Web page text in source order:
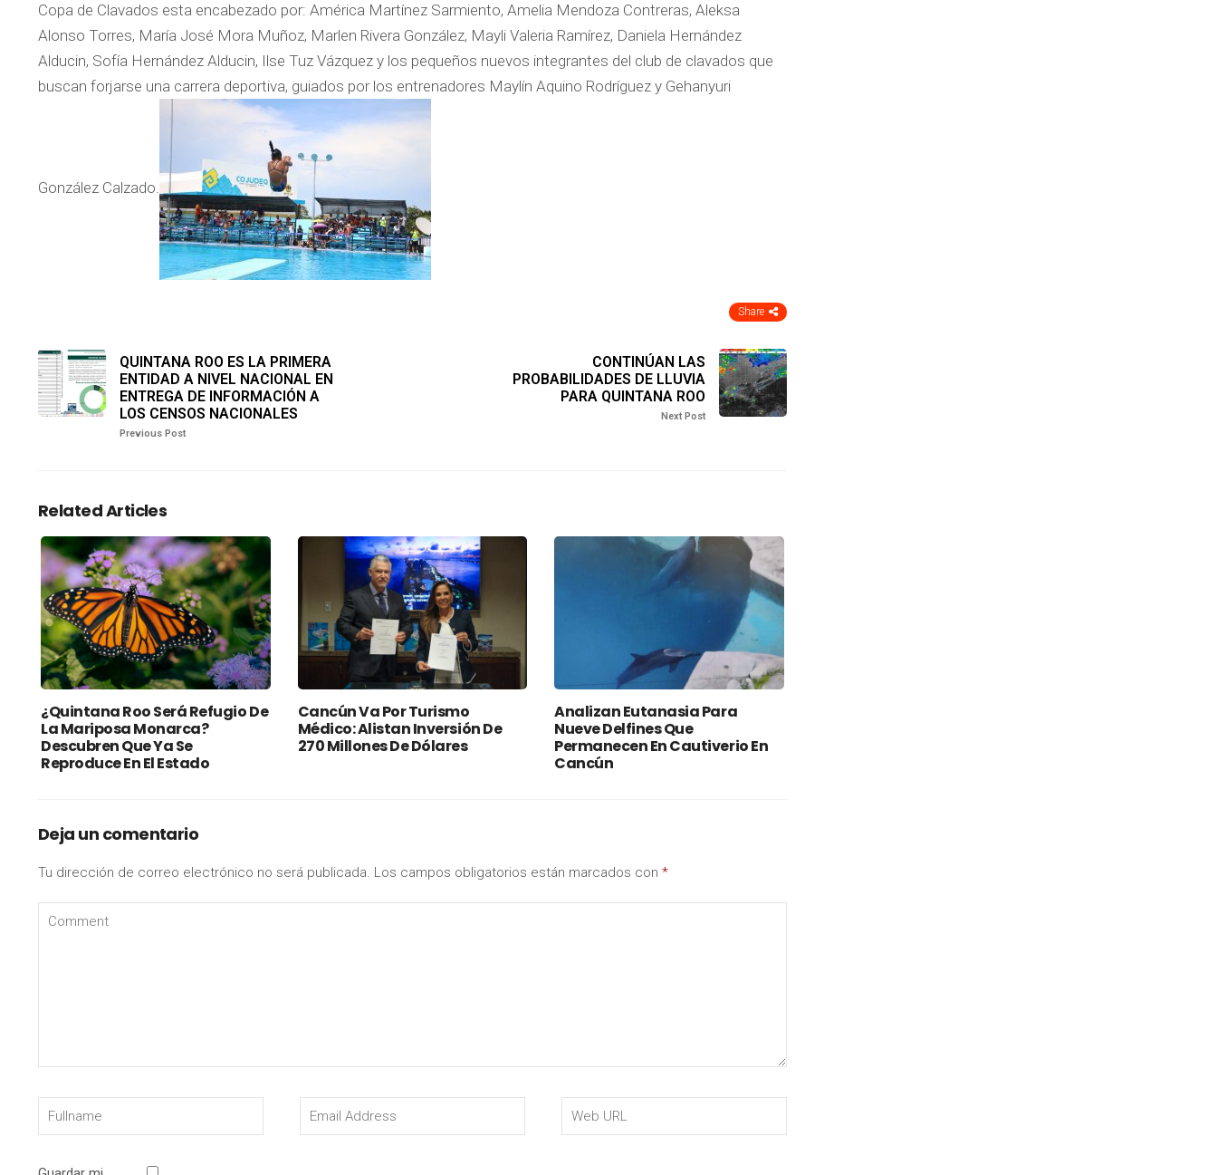
Copa de Clavados esta encabezado por: América Martínez Sarmiento, Amelia Mendoza Contreras, Aleksa
Alonso Torres, María José Mora Muñoz, Marlen Rivera González, Mayli Valeria Ramírez, Daniela Hernández
Alducin, Sofía Hernández Alducin, Ilse Tuz Vázquez y los pequeños nuevos integrantes del club de clavados que
buscan forjarse una carrera deportiva, guiados por los entrenadores Maylín Aquino Rodríguez y Gehanyuri
González Calzado.
Share
QUINTANA ROO ES LA PRIMERA
ENTIDAD A NIVEL NACIONAL EN
ENTREGA DE INFORMACIÓN A
LOS CENSOS NACIONALES
Previous Post
CONTINÚAN LAS
PROBABILIDADES DE LLUVIA
PARA QUINTANA ROO
Next Post
Related Articles
¿Quintana Roo Será Refugio De
La Mariposa Monarca?
Descubren Que Ya Se
Reproduce En El Estado
Cancún Va Por Turismo
Médico: Alistan Inversión De
270 Millones De Dólares
Analizan Eutanasia Para
Nueve Delfines Que
Permanecen En Cautiverio En
Cancún
Deja un comentario
Tu dirección de correo electrónico no será publicada. Los campos obligatorios están marcados con *